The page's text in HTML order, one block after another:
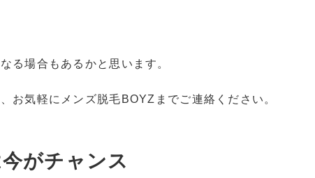
る場合もあるかと思います。
お気軽にメンズ脱毛BOYZまでご連絡ください。
がチャンス